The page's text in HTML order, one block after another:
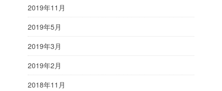
2019年11月
2019年5月
2019年3月
2019年2月
2018年11月